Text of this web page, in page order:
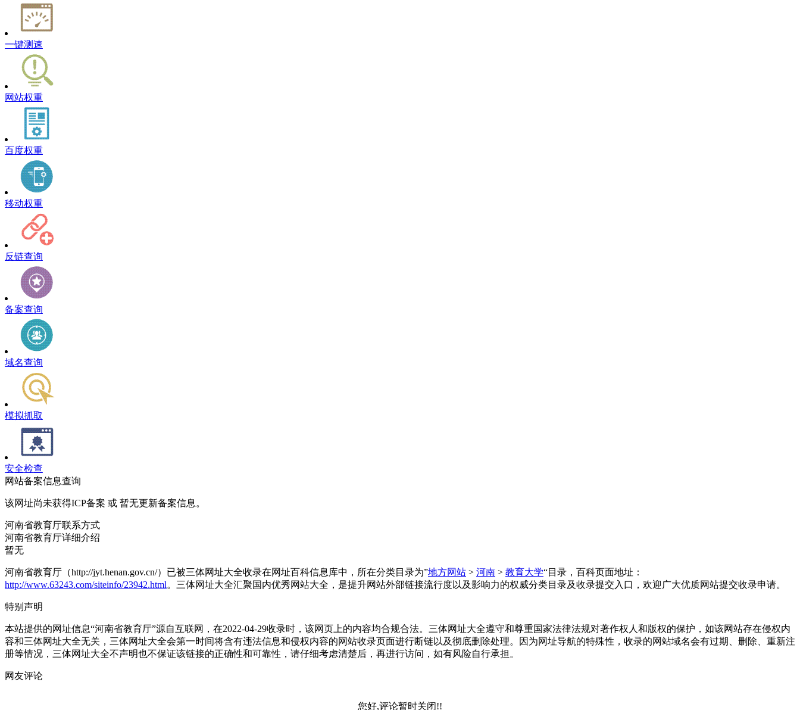
一键测速
网站权重
百度权重
移动权重
反链查询
备案查询
域名查询
模拟抓取
安全检查
网站备案信息查询
该网址尚未获得ICP备案 或 暂无更新备案信息。
河南省教育厅联系方式
河南省教育厅详细介绍
暂无
河南省教育厅（http://jyt.henan.gov.cn/）已被三体网址大全收录在网址百科信息库中，所在分类目录为”地方网站 > 河南 > 教育大学“目录，百科页面地址：
http://www.63243.com/siteinfo/23942.html。三体网址大全汇聚国内优秀网站大全，是提升网站外部链接流行度以及影响力的权威分类目录及收录提交入口，欢迎广大优质网站提交收录申请。
特别声明
本站提供的网址信息“河南省教育厅”源自互联网，在2022-04-29收录时，该网页上的内容均合规合法。三体网址大全遵守和尊重国家法律法规对著作权人和版权的保护，如该网站存在侵权内
容和三体网址大全无关，三体网址大全会第一时间将含有违法信息和侵权内容的网站收录页面进行断链以及彻底删除处理。因为网址导航的特殊性，收录的网站域名会有过期、删除、重新注
册等情况，三体网址大全不声明也不保证该链接的正确性和可靠性，请仔细考虑清楚后，再进行访问，如有风险自行承担。
网友评论
您好,评论暂时关闭!!